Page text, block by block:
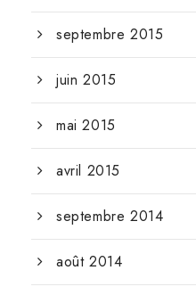
septembre 2015
juin 2015
mai 2015
avril 2015
septembre 2014
août 2014